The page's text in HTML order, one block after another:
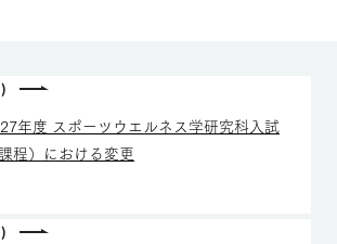
年度 スポーツウエルネス学研究科入試
程）における変更